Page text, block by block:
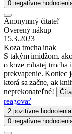
0 negatívne
Anonymný čitateľ
Overený nákup
15.3.2023
Koza trocha inak
S takým imidžom,
o koze rohatej trocha
prekvapenie. Koniec
ktorá sa začne, ak
neprekonateľné!
reagovať
2 pozitívne hodnotenia
0 negatívne